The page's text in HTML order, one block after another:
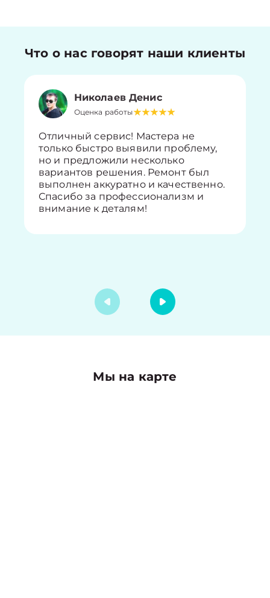
Что о нас говорят наши клиенты
Николаев Денис
Оценка работы
Отличный сервис! Мастера не
только быстро выявили проблему,
но и предложили несколько
вариантов решения. Ремонт был
выполнен аккуратно и качественно.
Спасибо за профессионализм и
внимание к деталям!
Мы на карте